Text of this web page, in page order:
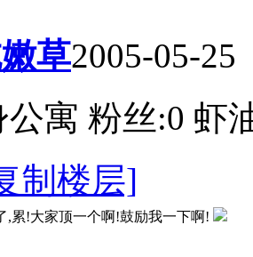
草2005-05-25
公寓 粉丝:0 虾
制楼层]
,累!大家顶一个啊!鼓励我一下啊!